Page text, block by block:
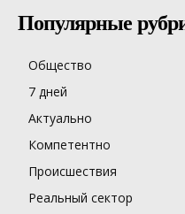
Популярные
Общество
7 дней
Актуально
Компетентно
Происшествия
Реальный сектор